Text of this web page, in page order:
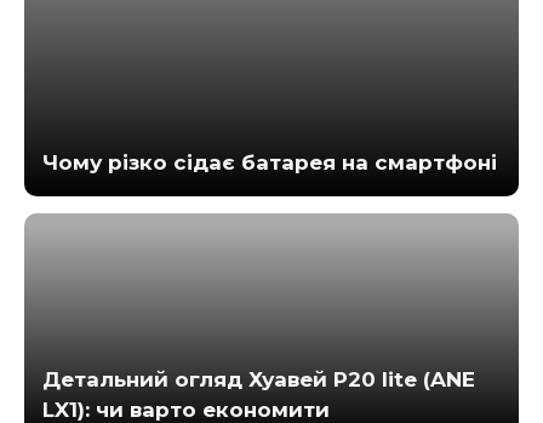
Чому різко сідає батарея на смартфоні
Детальний огляд Хуавей Р20 lite (ANE
LX1): чи варто економити